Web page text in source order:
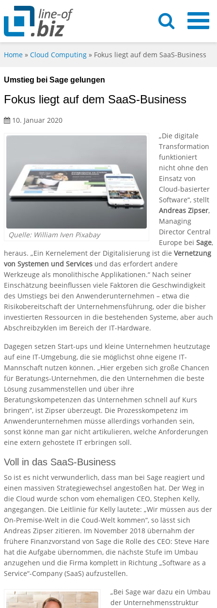
Home » Cloud Computing » Fokus liegt auf dem SaaS-Business
Umstieg bei Sage gelungen
Fokus liegt auf dem SaaS-Business
10. Januar 2020
Quelle: William Iven Pixabay
„Die digitale
Transformation
funktioniert
nicht ohne den
Einsatz von
Cloud-basierter
Software“, stellt
Andreas Zipser,
Managing
Director Central
Europe bei Sage,
heraus. „Ein Kernelement der Digitalisierung ist die Vernetzung
von Systemen und Services und das erfordert andere
Werkzeuge als monolithische Applikationen.“ Nach seiner
Einschätzung beeinflussen viele Faktoren die Geschwindigkeit
des Umstiegs bei den Anwenderunternehmen – etwa die
Risikobereitschaft der Unternehmensführung, oder die bisher
investierten Ressourcen in die bestehenden Systeme, aber auch
Abschreibzyklen im Bereich der IT-Hardware.
Dagegen setzen Start-ups und kleine Unternehmen heutzutage
auf eine IT-Umgebung, die sie möglichst ohne eigene IT-
Mannschaft nutzen können. „Hier ergeben sich große Chancen
für Beratungs-Unternehmen, die den Unternehmen die beste
Lösung zusammenstellen und über ihre
Beratungskompetenzen das Unternehmen schnell auf Kurs
bringen“, ist Zipser überzeugt. Die Prozesskompetenz im
Anwenderunternehmen müsse allerdings vorhanden sein,
sonst könne man gar nicht artikulieren, welche Anforderungen
eine extern gehostete IT erbringen soll.
Voll in das SaaS-Business
So ist es nicht verwunderlich, dass man bei Sage reagiert und
einen massiven Strategiewechsel angestoßen hat. Der Weg in
die Cloud wurde schon vom ehemaligen CEO, Stephen Kelly,
angegangen. Die Leitlinie für Kelly lautete: „Wir müssen aus der
On-Premise-Welt in die Coud-Welt kommen“, so lässt sich
Andreas Zipser zitieren. Im November 2018 übernahm der
frühere Finanzvorstand von Sage die Rolle des CEO: Steve Hare
hat die Aufgabe übernommen, die nächste Stufe im Umbau
anzugehen und die Firma komplett in Richtung „Software as a
Service“-Company (SaaS) aufzustellen.
„Bei Sage war dazu ein Umbau
der Unternehmensstruktur